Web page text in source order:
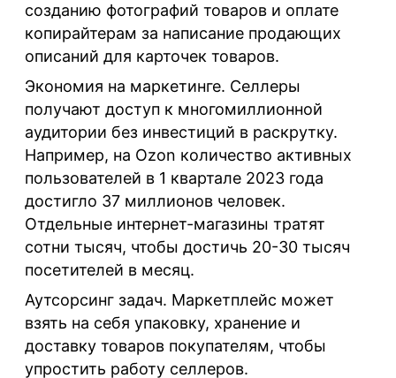
созданию фотографий товаров и оплате
копирайтерам за написание продающих
описаний для карточек товаров.
Экономия на маркетинге. Селлеры
получают доступ к многомиллионной
аудитории без инвестиций в раскрутку.
Например, на Ozon количество активных
пользователей в 1 квартале 2023 года
достигло 37 миллионов человек.
Отдельные интернет-магазины тратят
сотни тысяч, чтобы достичь 20-30 тысяч
посетителей в месяц.
Аутсорсинг задач. Маркетплейс может
взять на себя упаковку, хранение и
доставку товаров покупателям, чтобы
упростить работу селлеров.